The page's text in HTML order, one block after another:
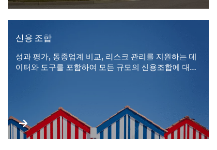
신용 조합
성과 평가, 동종업계 비교, 리스크 관리를 지원하는 데
이터와 도구를 포함하여 모든 규모의 신용조합에 대한